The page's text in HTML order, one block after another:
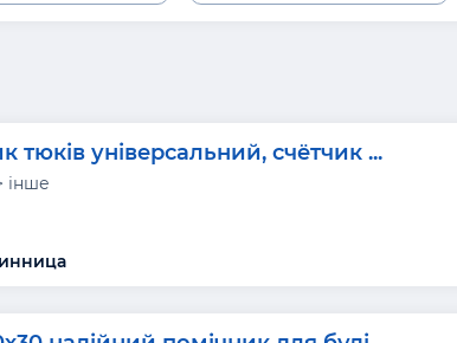
тюків універсальний, счётчик ...
інше